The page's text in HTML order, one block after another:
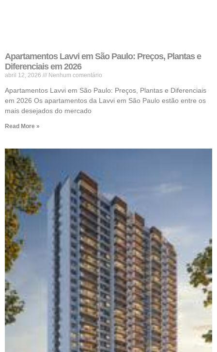
Apartamentos Lavvi em São Paulo: Preços, Plantas e
Diferenciais em 2026
abril 12, 2026 Nenhum comentário
Apartamentos Lavvi em São Paulo: Preços, Plantas e Diferenciais
em 2026 Os apartamentos da Lavvi em São Paulo estão entre os
mais desejados do mercado
Read More »